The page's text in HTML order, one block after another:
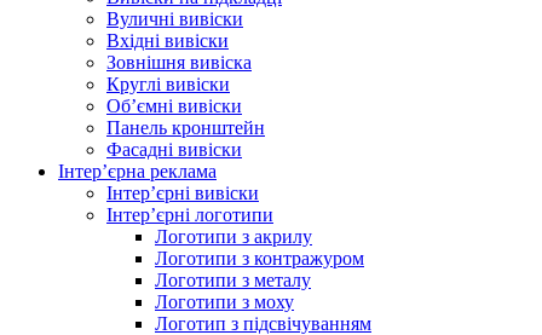
Вуличні вивіски
Вхідні вивіски
Зовнішня вивіска
Круглі вивіски
Об’ємні вивіски
Панель кронштейн
Фасадні вивіски
Інтер’єрна реклама
Інтер’єрні вивіски
Інтер’єрні логотипи
Логотипи з акрилу
Логотипи з контражуром
Логотипи з металу
Логотипи з моху
Логотип з підсвічуванням